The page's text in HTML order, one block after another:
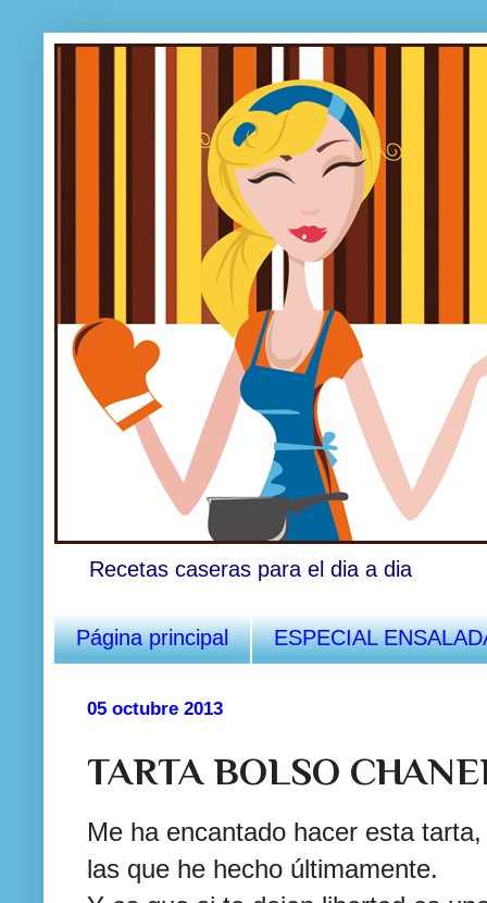
Recetas caseras para el dia a dia
Página principal ESPECIAL
05 octubre 2013
TARTA BOLSO
Me ha encantado hacer esta
las que he hecho últimamente.